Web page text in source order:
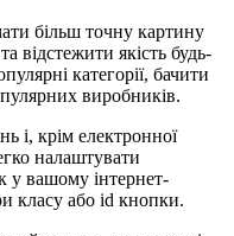
більш точну картину
відстежити якість будь-
категорії, бачити
виробників.
і, крім електронної
налаштувати
у вашому інтернет-
класу або id кнопки.